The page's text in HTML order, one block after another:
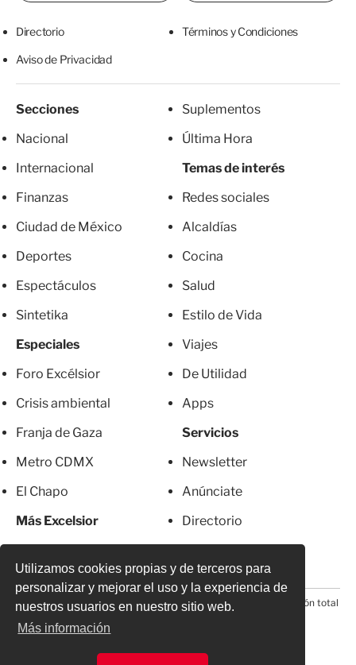
Utilizamos cookies propias y de terceros para
personalizar y mejorar el uso y la experiencia de
nuestros usuarios en nuestro sitio web.
Más información
Directorio Términos y Condiciones
Aviso de Privacidad
Secciones
Nacional
Internacional
Finanzas
Ciudad de México
Deportes
Espectáculos
Sintetika
Especiales
Foro Excélsior
Crisis ambiental
Franja de Gaza
Metro CDMX
El Chapo
Más Excelsior
Suplementos
Última Hora
Temas de interés
Redes sociales
Alcaldías
Cocina
Salud
Estilo de Vida
Viajes
De Utilidad
Apps
Servicios
Newsletter
Anúnciate
Directorio
© 2026 Todos los derechos reservados. Prohibida la reproducción total
o parcial, incluyendo cualquier medio electrónico*